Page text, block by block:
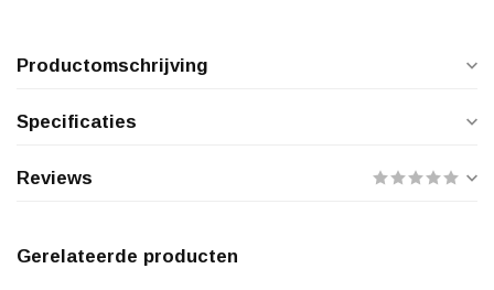
Productomschrijving
Specificaties
Reviews
Gerelateerde producten